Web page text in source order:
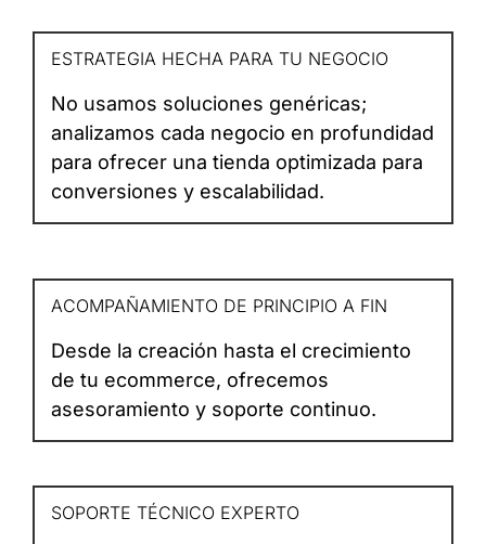
ESTRATEGIA HECHA PARA TU NEGOCIO
No usamos soluciones genéricas;
analizamos cada negocio en profundidad
para ofrecer una tienda optimizada para
conversiones y escalabilidad.
ACOMPAÑAMIENTO DE PRINCIPIO A FIN
Desde la creación hasta el crecimiento
de tu ecommerce, ofrecemos
asesoramiento y soporte continuo.
SOPORTE TÉCNICO EXPERTO